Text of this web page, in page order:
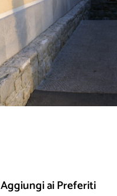
Aggiungi ai Preferiti